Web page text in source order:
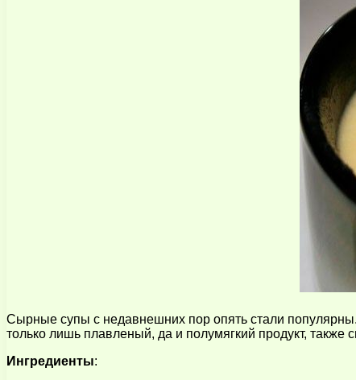
Сырные супы с недавнешних пор опять стали
только лишь плавленый, да и полумягкий продукт, также
Ингредиенты: